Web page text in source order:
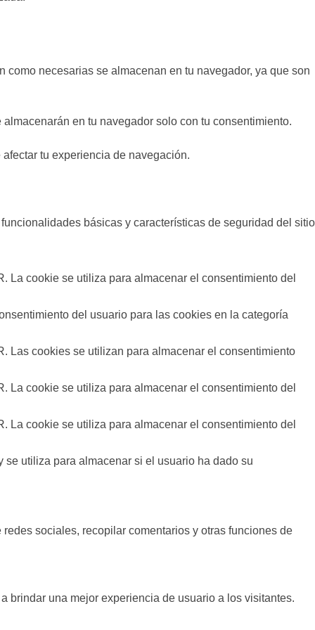
necesarias se almacenan en tu navegador, ya que son
en tu navegador solo con tu consentimiento.
tu experiencia de navegación.
básicas y características de seguridad del sitio
La cookie se utiliza para almacenar el consentimiento del
del usuario para las cookies en la categoría
Las cookies se utilizan para almacenar el consentimiento
La cookie se utiliza para almacenar el consentimiento del
La cookie se utiliza para almacenar el consentimiento del
utiliza para almacenar si el usuario ha dado su
sociales, recopilar comentarios y otras funciones de
brindar una mejor experiencia de usuario a los visitantes.